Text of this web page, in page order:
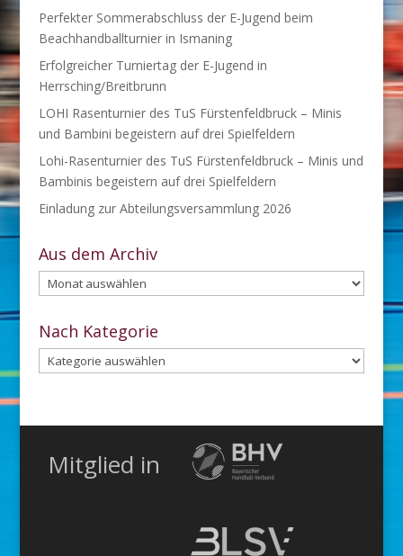
Perfekter Sommerabschluss der E-Jugend beim
Beachhandballturnier in Ismaning
Erfolgreicher Turniertag der E-Jugend in
Herrsching/Breitbrunn
LOHI Rasenturnier des TuS Fürstenfeldbruck – Minis
und Bambini begeistern auf drei Spielfeldern
Lohi-Rasenturnier des TuS Fürstenfeldbruck – Minis und
Bambinis begeistern auf drei Spielfeldern
Einladung zur Abteilungsversammlung 2026
Aus dem Archiv
Aus
dem
Archiv
Nach Kategorie
Nach
Kategorie
Mitglied in